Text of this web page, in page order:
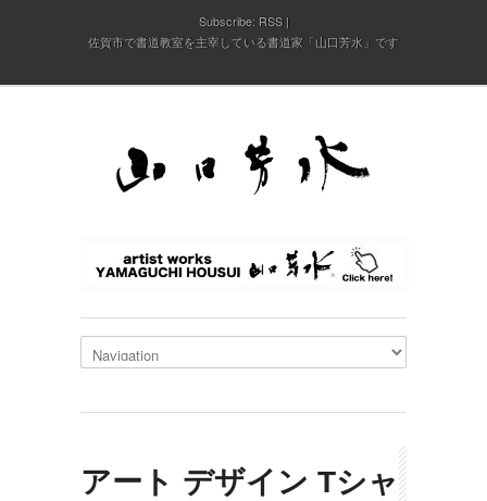
Subscribe: RSS
佐賀市で書道教室を主宰している書道家「山口芳水」です
アート デザイン Tシャ